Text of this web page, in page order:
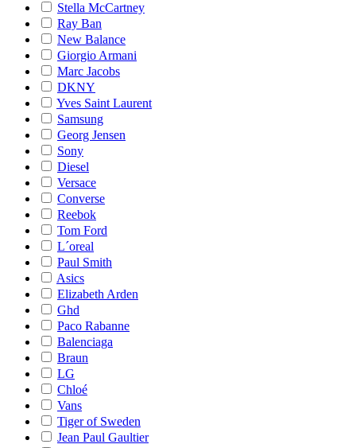
Stella McCartney
Ray Ban
New Balance
Giorgio Armani
Marc Jacobs
DKNY
Yves Saint Laurent
Samsung
Georg Jensen
Sony
Diesel
Versace
Converse
Reebok
Tom Ford
L´oreal
Paul Smith
Asics
Elizabeth Arden
Ghd
Paco Rabanne
Balenciaga
Braun
LG
Chloé
Vans
Tiger of Sweden
Jean Paul Gaultier